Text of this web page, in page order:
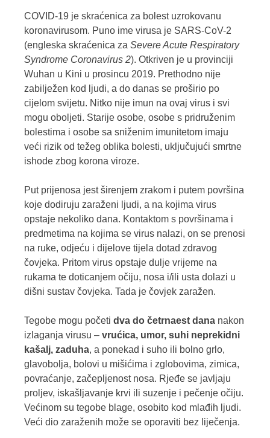
COVID-19 je skraćenica za bolest uzrokovanu
koronavirusom. Puno ime virusa je SARS-CoV-2
(engleska skraćenica za Severe Acute Respiratory
Syndrome Coronavirus 2). Otkriven je u provinciji
Wuhan u Kini u prosincu 2019. Prethodno nije
zabilježen kod ljudi, a do danas se proširio po
cijelom svijetu. Nitko nije imun na ovaj virus i svi
mogu oboljeti. Starije osobe, osobe s pridruženim
bolestima i osobe sa sniženim imunitetom imaju
veći rizik od težeg oblika bolesti, uključujući smrtne
ishode zbog korona viroze.
Put prijenosa jest širenjem zrakom i putem površina
koje dodiruju zaraženi ljudi, a na kojima virus
opstaje nekoliko dana. Kontaktom s površinama i
predmetima na kojima se virus nalazi, on se prenosi
na ruke, odjeću i dijelove tijela dotad zdravog
čovjeka. Pritom virus opstaje dulje vrijeme na
rukama te doticanjem očiju, nosa i/ili usta dolazi u
dišni sustav čovjeka. Tada je čovjek zaražen.
Tegobe mogu početi dva do četrnaest dana nakon
izlaganja virusu – vrućica, umor, suhi neprekidni
kašalj, zaduha, a ponekad i suho ili bolno grlo,
glavobolja, bolovi u mišićima i zglobovima, zimica,
povraćanje, začepljenost nosa. Rjeđe se javljaju
proljev, iskašljavanje krvi ili suzenje i pečenje očiju.
Većinom su tegobe blage, osobito kod mlađih ljudi.
Veći dio zaraženih može se oporaviti bez liječenja.